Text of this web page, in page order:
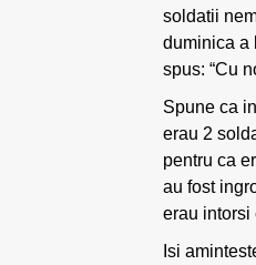
soldatii
duminica a
spus: “Cu
Spune ca
erau 2
pentru ca
au fost
erau intorsi
Isi